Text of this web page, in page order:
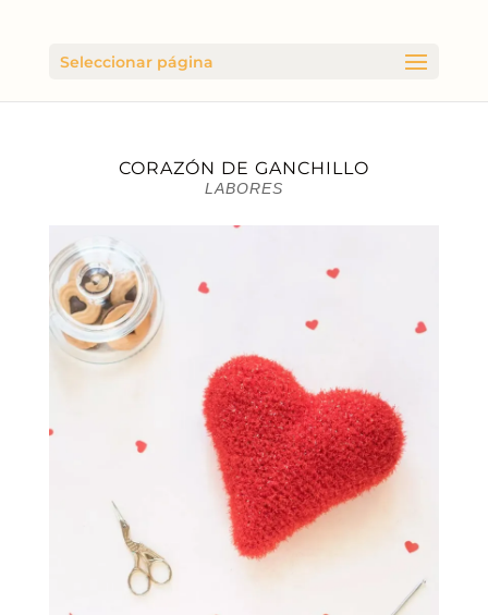
Seleccionar página
CORAZÓN DE GANCHILLO
LABORES